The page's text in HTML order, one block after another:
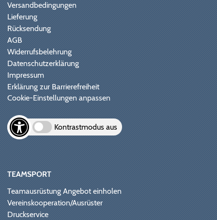
Versandbedingungen
Lieferung
Rücksendung
AGB
Widerrufsbelehrung
Datenschutzerklärung
Impressum
Erklärung zur Barrierefreiheit
Cookie-Einstellungen anpassen
Kontrastmodus aus
TEAMSPORT
Teamausrüstung Angebot einholen
Vereinskooperation/Ausrüster
Druckservice